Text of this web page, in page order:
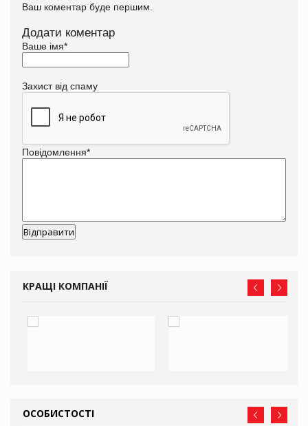
Ваш коментар буде першим.
Додати коментар
Ваше імя*
Захист від спаму
Повідомлення*
КРАЩІ КОМПАНІЇ
ОСОБИСТОСТІ